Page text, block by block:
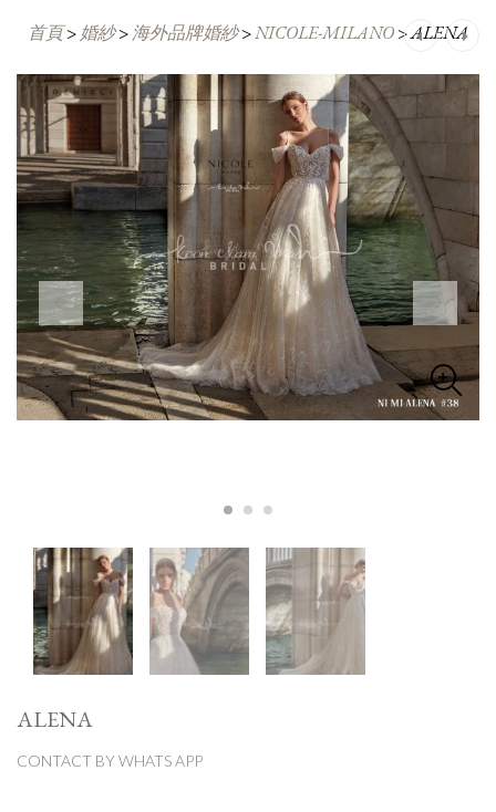
首頁> 婚紗>海外品牌婚紗>NICOLE-MILANO>ALENA
Post
navigation
ALENA
CONTACT BY WHATS APP